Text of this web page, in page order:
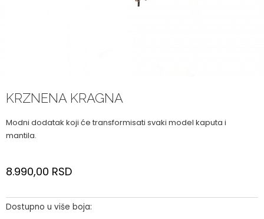
KRZNENA KRAGNA
Modni dodatak koji će transformisati svaki model kaputa i
mantila.
8.990,00 RSD
Dostupno u više boja: